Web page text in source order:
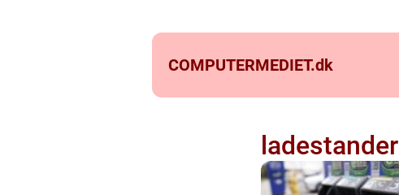
COMPUTERMEDIET.dk
ladestander